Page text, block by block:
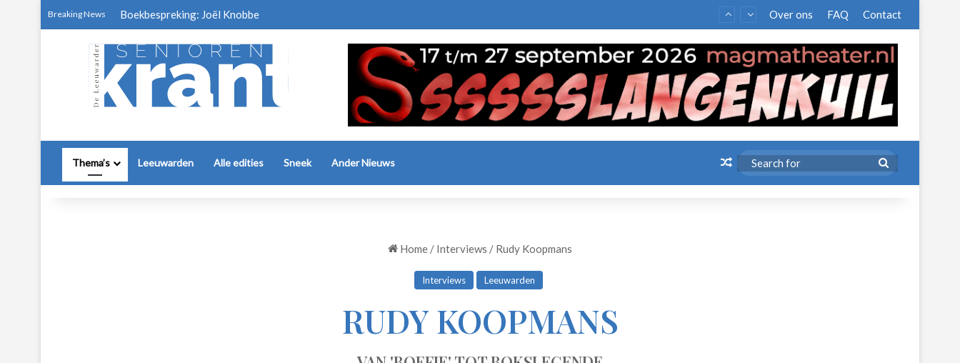
Breaking News Over ons FAQ Contact
Thema’s Leeuwarden Alle edities Sneek Ander Nieuws Random Article
for
Home / Interviews / Rudy Koopmans
Interviews Leeuwarden
RUDY KOOPMANS